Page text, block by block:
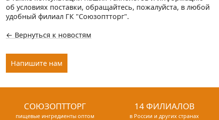
об условиях поставки, обращайтесь, пожалуйста, в любой
удобный филиал ГК "Союзоптторг".
← Вернуться к новостям
Напишите нам
СОЮЗОПТТОРГ
пищевые ингредиенты оптом
14 ФИЛИАЛОВ
в России и других странах